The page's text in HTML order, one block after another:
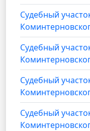
Судебный
Судебный
Судебный
Судебный